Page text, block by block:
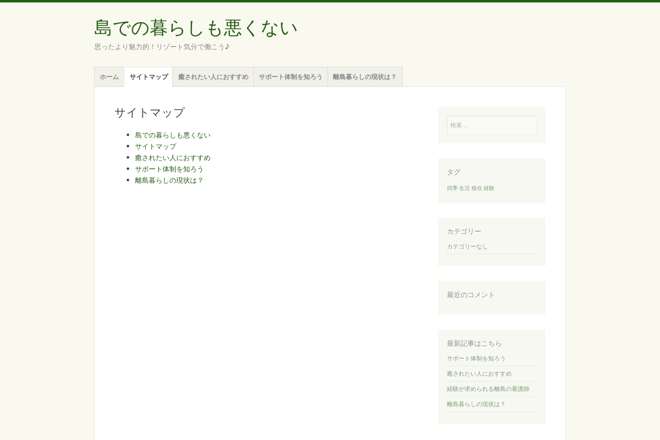
島での暮らしも悪くない
思ったより魅力的！リゾート気分で働こう♪
メ
ニ
コ
ンホーム サイトマップ 癒されたい人におすすめ サポート体制を知ろう 離島暮らしの現状は？
サイトマップ
島での暮らしも悪くない
サイトマップ
癒されたい人におすすめ
サポート体制を知ろう
離島暮らしの現状は？
索
タグ
四季 生活 移住 経験
カテゴリー
カテゴリーなし
最近のコメント
最新記事はこちら
サポート体制を知ろう
癒されたい人におすすめ
経験が求められる離島の看護師
離島暮らしの現状は？